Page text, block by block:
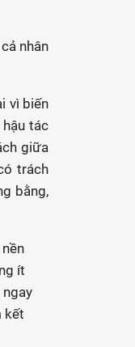
nhân
vì biến
tác
giữa
trách
bằng,
ít
ngay
kết